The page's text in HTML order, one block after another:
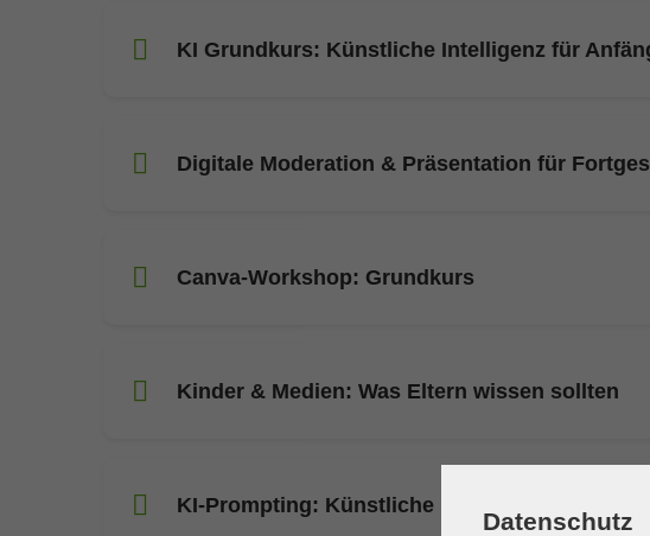
KI Grundkurs: Künstliche Intelligenz für
Digitale Moderation & Präsentation für
Canva-Workshop: Grundkurs
Kinder & Medien: Was Eltern wissen sollten
KI-Prompting: Künstliche Intelligenz effektiv
Datenschutz